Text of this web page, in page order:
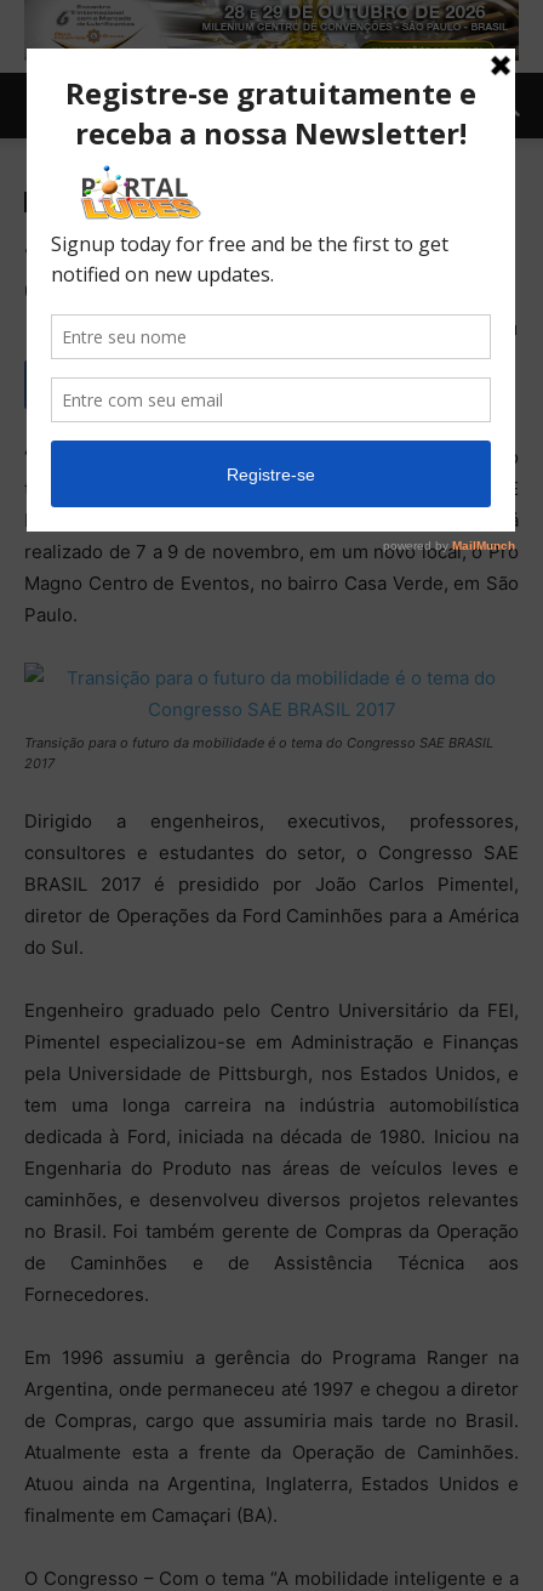
Indústria Notícias
SAE BRASIL 2017 tem tema
definido
09/02/2017 221
“A mobilidade inteligente e a transição para o futuro” é o
tema do 26º Congresso e Mostra Internacionais SAE
BRASIL 2017 de Tecnologia da Mobilidade, que será
realizado de 7 a 9 de novembro, em um novo local, o Pro
Magno Centro de Eventos, no bairro Casa Verde, em São
Paulo.
Transição para o futuro da mobilidade é o tema do Congresso SAE BRASIL
2017
Dirigido a engenheiros, executivos, professores,
consultores e estudantes do setor, o Congresso SAE
BRASIL 2017 é presidido por João Carlos Pimentel,
diretor de Operações da Ford Caminhões para a América
do Sul.
Engenheiro graduado pelo Centro Universitário da FEI,
Pimentel especializou-se em Administração e Finanças
pela Universidade de Pittsburgh, nos Estados Unidos, e
tem uma longa carreira na indústria automobilística
dedicada à Ford, iniciada na década de 1980. Iniciou na
Engenharia do Produto nas áreas de veículos leves e
caminhões, e desenvolveu diversos projetos relevantes
no Brasil. Foi também gerente de Compras da Operação
de Caminhões e de Assistência Técnica aos
Fornecedores.
Em 1996 assumiu a gerência do Programa Ranger na
Argentina, onde permaneceu até 1997 e chegou a diretor
de Compras, cargo que assumiria mais tarde no Brasil.
Atualmente esta a frente da Operação de Caminhões.
Atuou ainda na Argentina, Inglaterra, Estados Unidos e
finalmente em Camaçari (BA).
O Congresso – Com o tema “A mobilidade inteligente e a